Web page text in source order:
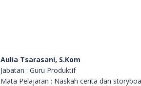
Aulia Tsarasani, S.Kom
Jabatan : Guru Produktif
Mata Pelajaran : Naskah cerita dan